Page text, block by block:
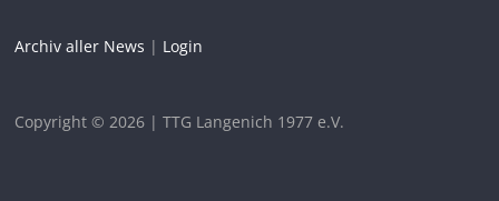
Archiv aller News | Login
Copyright © 2026 | TTG Langenich 1977 e.V.